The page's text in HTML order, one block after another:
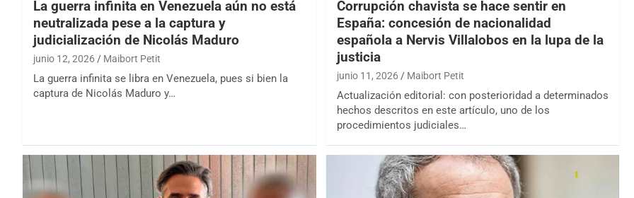
La guerra infinita en Venezuela aún no está
neutralizada pese a la captura y
judicialización de Nicolás Maduro
junio 12, 2026 Maibort Petit
La guerra infinita se libra en Venezuela, pues si bien la
captura de Nicolás Maduro y…
Corrupción chavista se hace sentir en
España: concesión de nacionalidad
española a Nervis Villalobos en la lupa de la
justicia
junio 11, 2026 Maibort Petit
Actualización editorial: con posterioridad a determinados
hechos descritos en este artículo, uno de los
procedimientos judiciales…